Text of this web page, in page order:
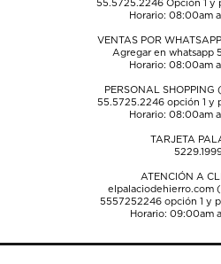
55.5725.2246Opción 1 y
Horario: 08:00am
VENTAS POR
Agregar en whatsapp
Horario: 08:00am
PERSONAL
55.5725.2246opción 1 y
Horario: 08:00am
TARJETA
ATENCIÓN A
elpalaciodehierro.com
5557252246opción 1 y
Horario: 09:00am